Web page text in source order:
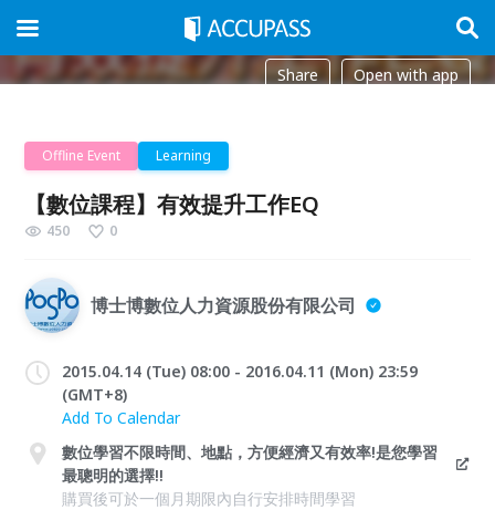
Share Open with app
Offline Event Learning
【數位課程】有效提升工作EQ
450 0
博士博數位人力資源股份有限公司
2015.04.14 (Tue) 08:00 - 2016.04.11 (Mon) 23:59
(GMT+8)
Add To Calendar
數位學習不限時間、地點，方便經濟又有效率!是您學習
最聰明的選擇!!
購買後可於一個月期限內自行安排時間學習